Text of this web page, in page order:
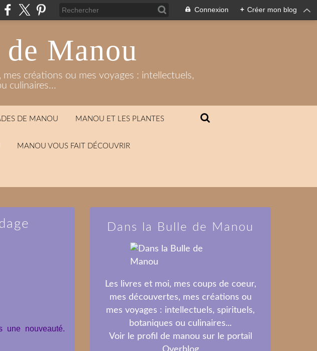
Connexion + Créer mon blog
Manou
créations ou mes voyages : intellectuels,
culinaires...
DE MANOU MANOU ET LES PLANTES
MANOU VOUS FAIT DÉCOUVRIR
une nouveauté.
Dans la Bulle de Manou
Les livres et moi, mes coups de coeur,
mes découvertes, mes créations ou
mes voyages : intellectuels, spirituels,
botaniques ou culinaires...
Voir le profil de manou sur le portail